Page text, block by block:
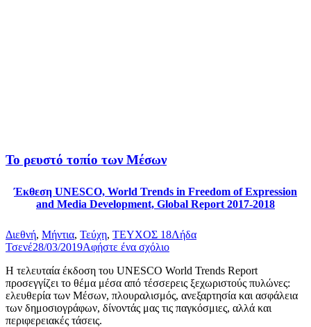
Το ρευστό τοπίο των Μέσων
Έκθεση UNESCO, World Trends in Freedom of Expression
and Media Development, Global Report 2017-2018
Διεθνή, Μήντια, Τεύχη, ΤΕΥΧΟΣ 18Λήδα
Τσενέ28/03/2019Αφήστε ένα σχόλιο
Η τελευταία έκδοση του UNESCO World Trends Report
προσεγγίζει το θέμα μέσα από τέσσερεις ξεχωριστούς πυλώνες:
ελευθερία των Μέσων, πλουραλισμός, ανεξαρτησία και ασφάλεια
των δημοσιογράφων, δίνοντάς μας τις παγκόσμιες, αλλά και
περιφερειακές τάσεις.